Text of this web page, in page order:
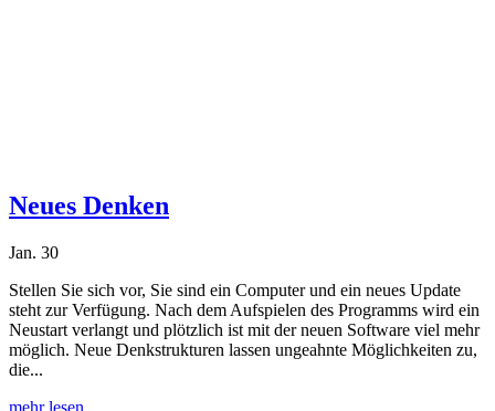
Neues Denken
Jan. 30
Stellen Sie sich vor, Sie sind ein Computer und ein neues Update
steht zur Verfügung. Nach dem Aufspielen des Programms wird ein
Neustart verlangt und plötzlich ist mit der neuen Software viel mehr
möglich. Neue Denkstrukturen lassen ungeahnte Möglichkeiten zu,
die...
mehr lesen